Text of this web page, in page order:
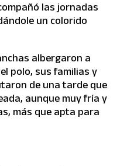
las jornadas
un colorido
albergaron a
polo, sus familias y
de una tarde que
aunque muy fría y
más que apta para